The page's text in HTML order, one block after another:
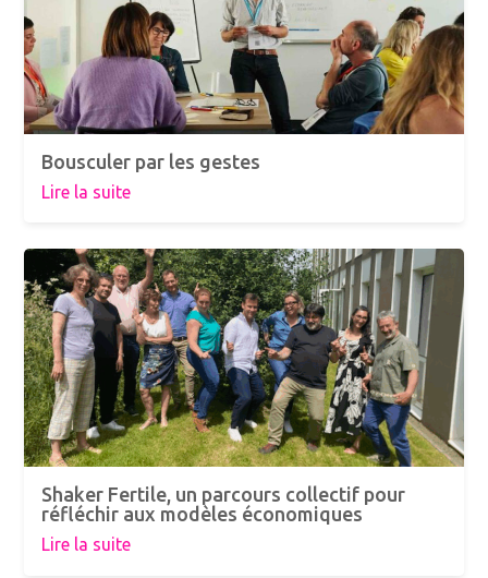
Bousculer par les gestes
Lire la suite
Shaker Fertile, un parcours collectif pour
réfléchir aux modèles économiques
Lire la suite